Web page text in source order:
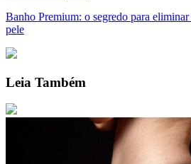
Banho Premium: o segredo para
pele
Leia Também